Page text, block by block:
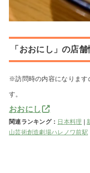
「おおにし」の店舗
※訪問時の内容になります
す。
おおにし
関連ランキング： 日本料理
山芸術創造劇場ハレノワ前駅